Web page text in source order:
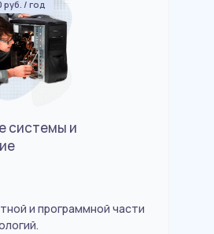
/ год
системы и
и программной части